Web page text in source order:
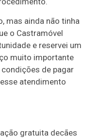
mas ainda não tinha
o Castramóvel
e reservei um
muito importante
de pagar
atendimento
gratuita decães